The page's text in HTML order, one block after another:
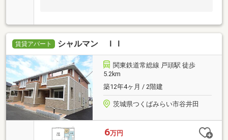
賃貸アパート シャルマン ＩＩ
関東鉄道常総線 戸頭駅 徒歩
5.2km
築12年4ヶ月 / 2階建
茨城県つくばみらい市谷井田
6万円